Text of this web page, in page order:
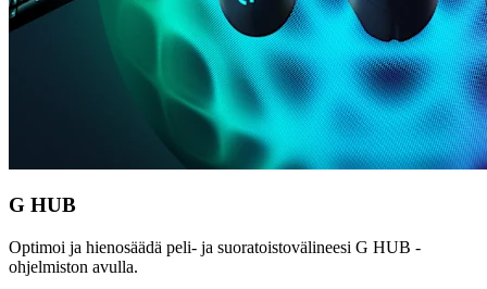
G HUB
Optimoi ja hienosäädä peli- ja suoratoistovälineesi G HUB -
ohjelmiston avulla.